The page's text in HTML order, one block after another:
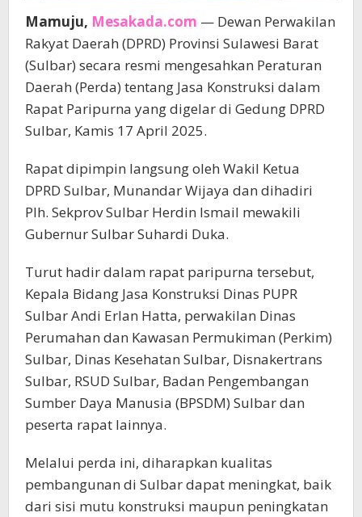
Mamuju, Mesakada.com — Dewan Perwakilan
Rakyat Daerah (DPRD) Provinsi Sulawesi Barat
(Sulbar) secara resmi mengesahkan Peraturan
Daerah (Perda) tentang Jasa Konstruksi dalam
Rapat Paripurna yang digelar di Gedung DPRD
Sulbar, Kamis 17 April 2025.
Rapat dipimpin langsung oleh Wakil Ketua
DPRD Sulbar, Munandar Wijaya dan dihadiri
Plh. Sekprov Sulbar Herdin Ismail mewakili
Gubernur Sulbar Suhardi Duka.
Turut hadir dalam rapat paripurna tersebut,
Kepala Bidang Jasa Konstruksi Dinas PUPR
Sulbar Andi Erlan Hatta, perwakilan Dinas
Perumahan dan Kawasan Permukiman (Perkim)
Sulbar, Dinas Kesehatan Sulbar, Disnakertrans
Sulbar, RSUD Sulbar, Badan Pengembangan
Sumber Daya Manusia (BPSDM) Sulbar dan
peserta rapat lainnya.
Melalui perda ini, diharapkan kualitas
pembangunan di Sulbar dapat meningkat, baik
dari sisi mutu konstruksi maupun peningkatan